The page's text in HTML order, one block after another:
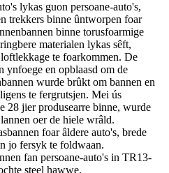
lykas guon persoane-auto's,
trekkers binne ûntworpen foar
binne torusfoarmige
materialen lykas sêft,
te foarkommen. De
ynfoege en opblaasd om de
wurde brûkt om bannen en
te fergrutsjen. Mei ús
28 jier produsearre binne, wurde
oer de hiele wrâld.
foar âldere auto's, brede
jo fersyk te foldwaan.
fan persoane-auto's in TR13-
steel hawwe.